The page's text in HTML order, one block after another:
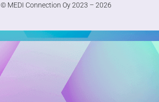
© MEDI Connection Oy 2023 – 2026